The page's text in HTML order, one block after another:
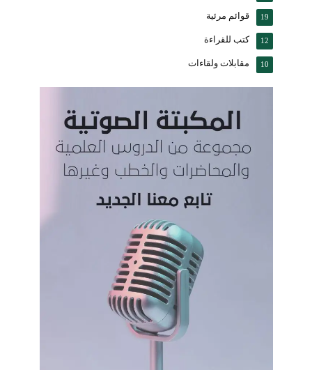
قوائم مرئية 19
كتب للقراءة 12
مقابلات ولقاءات 10